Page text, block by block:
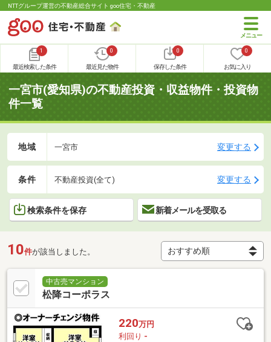
NTTグループ運営の不動産総合サイト goo住宅・不動産
1
最近検索した条件
0
最近見た物件
0
保存した条件
0
お気に入り
一宮市(愛知県)の不動産投資・収益物件・投資物
件一覧
地域 一宮市 変更する
条件 不動産投資(全て) 変更する
検索条件を保存 新着メールを受取る
10件が該当しました。
中古売マンション
松降コーポラス
220万円
利回り -